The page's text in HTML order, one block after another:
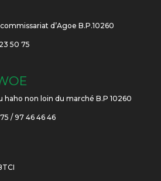
d’Agoe B.P.10260
50 75
haho non loin du marché B.P 10260
/ 97 46 46 46